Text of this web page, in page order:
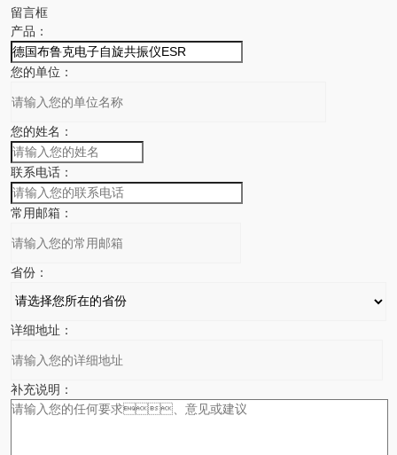
留言框
产品：
您的单位：
您的姓名：
联系电话：
常用邮箱：
省份：
详细地址：
补充说明：